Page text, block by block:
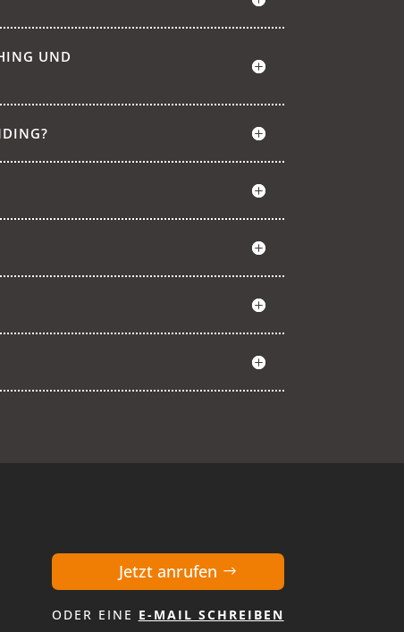
UND
Jetzt anrufen
ODER EINE E-MAIL SCHREIBEN